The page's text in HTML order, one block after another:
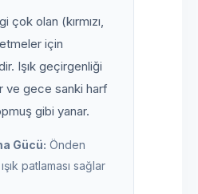
çok olan (kırmızı,
için
Işık geçirgenliği
ve gece sanki harf
gibi yanar.
Gücü: Önden
patlaması sağlar